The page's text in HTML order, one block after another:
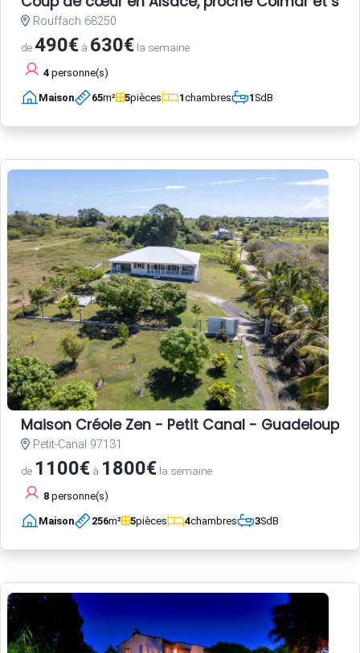
Rouffach 68250
de490€ à 630€ la semaine
4 personne(s)
Maison 65m² 5pièces 1chambres 1SdB
Maison Créole Zen - Petit Canal - Guadeloupe
Petit-Canal 97131
de 1100€ à 1800€ la semaine
8 personne(s)
Maison 256m² 5pièces 4chambres 3SdB